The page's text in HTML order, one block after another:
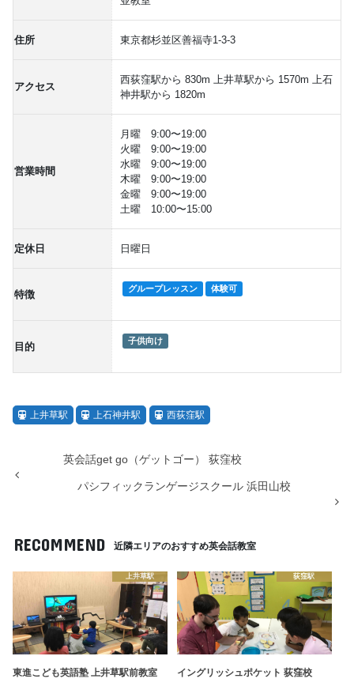
住所 東京都杉並区善福寺1-3-3
アクセス
西荻窪駅から 830m 上井草駅から 1570m 上石
神井駅から 1820m
営業時間
月曜 9:00〜19:00
火曜 9:00〜19:00
水曜 9:00〜19:00
木曜 9:00〜19:00
金曜 9:00〜19:00
土曜 10:00〜15:00
定休日 日曜日
特徴 グループレッスン 体験可
目的 子供向け
上井草駅 上石神井駅 西荻窪駅
英会話get go（ゲットゴー） 荻窪校
パシフィックランゲージスクール 浜田山校
RECOMMEND 近隣エリアのおすすめ英会話教室
上井草駅
東進こども英語塾 上井草駅前教室
荻窪駅
イングリッシュポケット 荻窪校